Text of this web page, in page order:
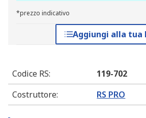
*prezzo indicativo
Aggiungi alla tua
Codice RS:
119-702
Costruttore: RS PRO